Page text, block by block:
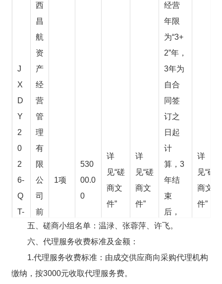
J
X
D
Y
2
0
2
6-
Q
T-
0
西
昌
航
资
产
经
营
管
理
有
限
公
司
前
湖
校
区
台
1项
530
00.0
0
详
见“磋
商文
件”
详
见“磋
商文
件”
经营
年限
为“3+
2”年，
3年为
自合
同签
订之
日起
计
算，3
年结
束
后，
经采
考核
详
见“磋
商文
件”
五、磋商小组名单： 温渌、 张蓉萍、许飞。
六、代理服务收费标准及金额：
1.代理服务收费标准：由成交供应商向采购代理机构
缴纳，按3000元收取代理服务费。